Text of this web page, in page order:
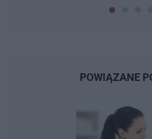
POWIĄZANE